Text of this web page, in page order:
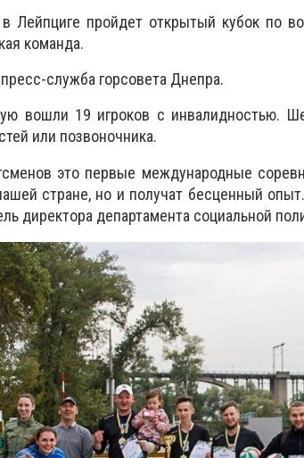
Лейпциге пройдет открытый кубок по
команда.
служба горсовета Днепра.
вошли 19 игроков с инвалидностью.
или позвоночника.
это первые международные
стране, но и получат бесценный
директора департамента социальной